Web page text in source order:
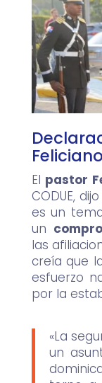
El pastor
CODUE,
es un
un
las
creía que
esfuerzo
por la
«La
un